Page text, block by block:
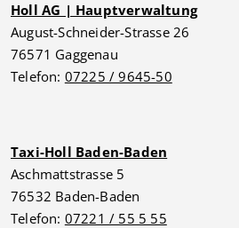
Holl AG | Hauptverwaltung
August-Schneider-Strasse 26
76571 Gaggenau
Telefon: 07225 / 9645-50
Taxi-Holl Baden-Baden
Aschmattstrasse 5
76532 Baden-Baden
Telefon: 07221 / 55 5 55